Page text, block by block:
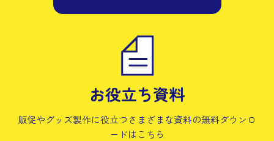
お役立ち資料
販促やグッズ製作に役立つさまざまな資料の無料ダウンロ
ードはこちら